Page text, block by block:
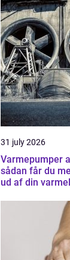
31 july 2026
Varmepumper
sådan får du
ud af din